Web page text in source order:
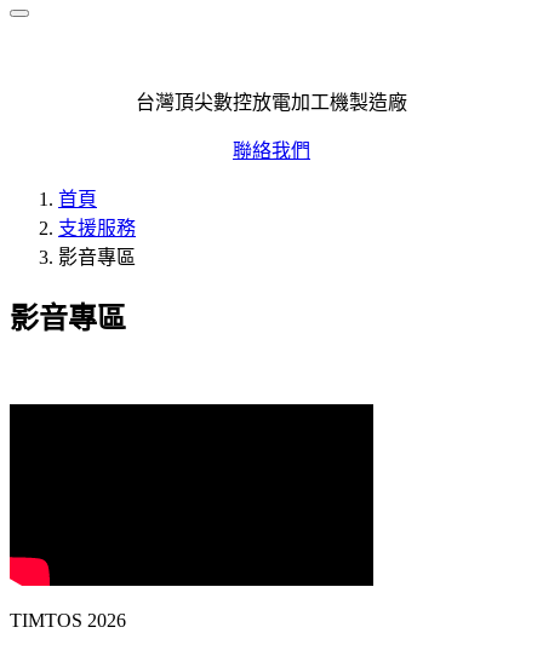
台灣頂尖數控放電加工機製造廠
聯絡我們
首頁
支援服務
影音專區
影音專區
TIMTOS 2026